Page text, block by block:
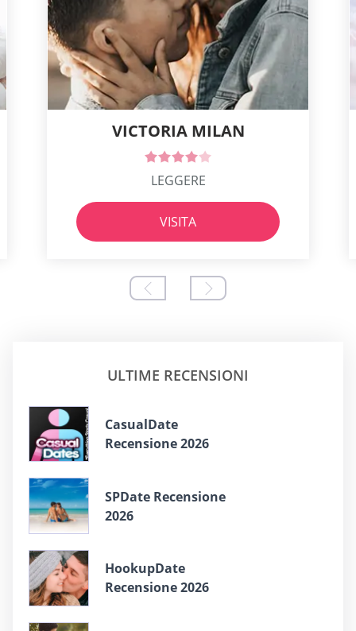
VICTORIA MILAN
LEGGERE
VISITA
ULTIME RECENSIONI
СasualDate
Recensione 2026
SPDate Recensione
2026
HookupDate
Recensione 2026